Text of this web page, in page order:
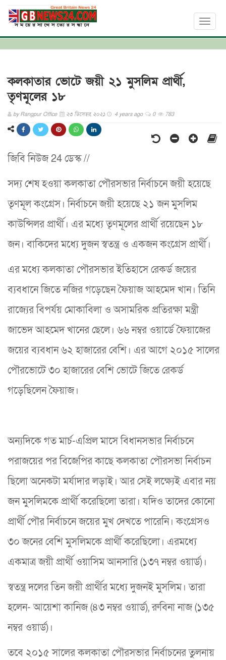
Toggle
কলকাতার ভোটে জয়ী ২১ মুসলিম প্রার্থী,
তৃণমূলের ১৮
byRangpur Office ২৩ ডিসেম্বর, ২০২১ 4 years ago 0 783
জিবি নিউজ 24 ডেস্ক //
সদ্য শেষ হওয়া কলকাতা পৌরসভার নির্বাচনে জয়ী হয়েছে
তৃণমূল কংগ্রেস। নির্বাচনে জয়ী হয়েছে ২১ জন মুসলিম
কাউন্সিলর প্রার্থী। এর মধ্যে তৃণমূলের প্রার্থী রয়েছেন ১৮
জন। বাকিদের মধ্যে দুজন স্বতন্ত্র ও একজন কংগ্রেস প্রার্থী।
এর মধ্যে কলকাতা পৌরসভার ইতিহাসে রেকর্ড জয়ের
ব্যবধানে জিতে নজির গড়েছেন ফৈয়াজ আহমেদ খান। তিনি
রাজ্যের বিপর্যয় মোকাবিলা ও অসামরিক প্রতিরক্ষা মন্ত্রী
জাভেদ আহমেদ খানের ছেলে। ৬৬ নম্বর ওয়ার্ডে ফৈয়াজের
জয়ের ব্যবধান ৬২ হাজারের বেশি। এর আগে ২০১৫ সালের
পৌরভোটে ৩০ হাজারের বেশি ভোটে জিতে রেকর্ড
গড়েছিলেন ফৈয়াজ।
অন্যদিকে গত মার্চ-এপ্রিল মাসে বিধানসভার নির্বাচনে
পরাজয়ের পর বিজেপির কাছে কলকাতা পৌরসভা নির্বাচন
ছিলো অনেকটা মর্যাদার লড়াই। আর সেই লক্ষ্যেই এবার নয়
জন মুসলিমকে প্রার্থী করেছিলো তারা। যদিও তাদের কোনো
প্রার্থী পৌর নির্বাচনে জয়ের মুখ দেখতে পারেনি। কংগ্রেসও
৩০ জনের বেশি মুসলিমকে প্রার্থী করেছিলো। এরমধ্যে
একমাত্র জয়ী প্রার্থী ওয়াসিম আনসারি (১৩৭ নম্বর ওয়ার্ড)।
স্বতন্ত্র দলের তিন জয়ী প্রার্থীর মধ্যে দুজনই মুসলিম। তারা
হলেন- আয়েশা কানিজ (৪৩ নম্বর ওয়ার্ড), রুবিনা নাজ (১৩৫
নম্বর ওয়ার্ড)।
তবে ২০১৫ সালের কলকাতা পৌরসভার নির্বাচনের তুলনায়